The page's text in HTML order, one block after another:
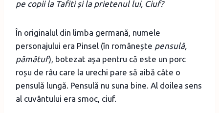
pe copii la Tafiti și la prietenul lui, Ciuf?
În originalul din limba germană, numele
personajului era Pinsel (în românește pensulă,
pămătuf), botezat așa pentru că este un porc
roșu de râu care la urechi pare să aibă câte o
pensulă lungă. Pensulă nu suna bine. Al doilea sens
al cuvântului era smoc, ciuf.